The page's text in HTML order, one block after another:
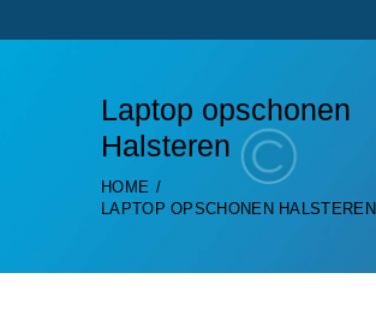
Laptop opschonen
Halsteren
HOME
LAPTOP OPSCHONEN HALSTEREN